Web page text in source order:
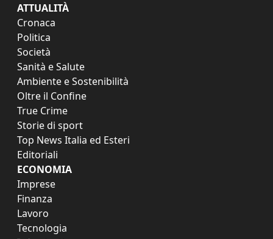
ATTUALITÀ
Cronaca
Politica
Società
Sanità e Salute
Ambiente e Sostenibilità
Oltre il Confine
True Crime
Storie di sport
Top News Italia ed Esteri
Editoriali
ECONOMIA
Imprese
Finanza
Lavoro
Tecnologia